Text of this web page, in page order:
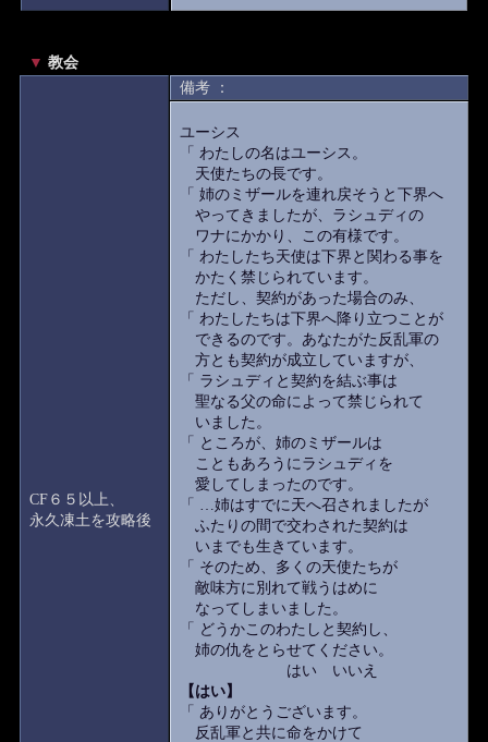
▼ 教会
CF６５以上、
永久凍土を攻略後
備考 ：
ユーシス
「 わたしの名はユーシス。
天使たちの長です。
「 姉のミザールを連れ戻そうと下界へ
やってきましたが、ラシュディの
ワナにかかり、この有様です。
「 わたしたち天使は下界と関わる事を
かたく禁じられています。
ただし、契約があった場合のみ、
「 わたしたちは下界へ降り立つことが
できるのです。あなたがた反乱軍の
方とも契約が成立していますが、
「 ラシュディと契約を結ぶ事は
聖なる父の命によって禁じられて
いました。
「 ところが、姉のミザールは
こともあろうにラシュディを
愛してしまったのです。
「 …姉はすでに天へ召されましたが
ふたりの間で交わされた契約は
いまでも生きています。
「 そのため、多くの天使たちが
敵味方に別れて戦うはめに
なってしまいました。
「 どうかこのわたしと契約し、
姉の仇をとらせてください。
はい いいえ
【はい】
「 ありがとうございます。
反乱軍と共に命をかけて